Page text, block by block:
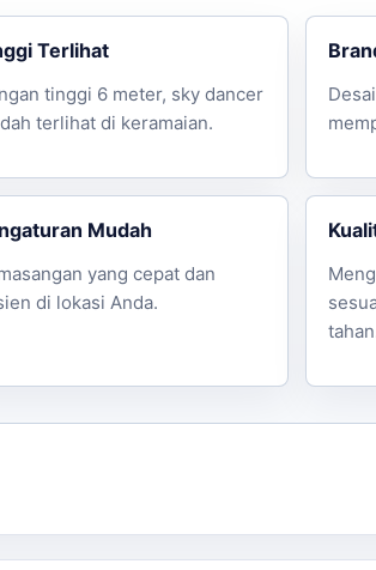
Terlihat
tinggi 6 meter, sky dancer
terlihat di keramaian.
Mudah
yang cepat dan
di lokasi Anda.